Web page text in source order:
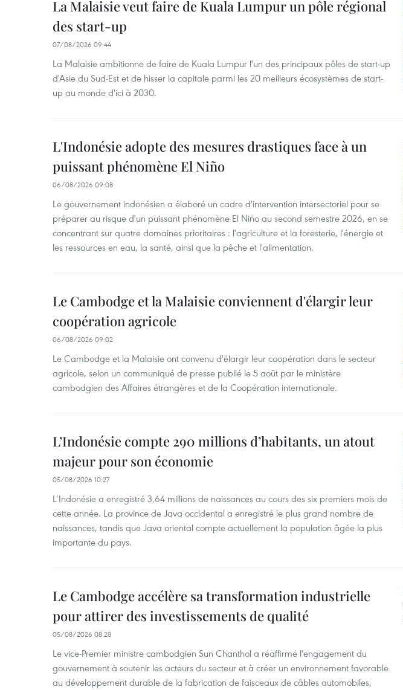
La Malaisie veut faire de Kuala Lumpur un pôle régional
des start-up
07/08/2026 09:44
La Malaisie ambitionne de faire de Kuala Lumpur l'un des principaux pôles de start-up
d'Asie du Sud-Est et de hisser la capitale parmi les 20 meilleurs écosystèmes de start-
up au monde d'ici à 2030.
L'Indonésie adopte des mesures drastiques face à un
puissant phénomène El Niño
06/08/2026 09:08
Le gouvernement indonésien a élaboré un cadre d'intervention intersectoriel pour se
préparer au risque d'un puissant phénomène El Niño au second semestre 2026, en se
concentrant sur quatre domaines prioritaires : l'agriculture et la foresterie, l'énergie et
les ressources en eau, la santé, ainsi que la pêche et l'alimentation.
Le Cambodge et la Malaisie conviennent d'élargir leur
coopération agricole
06/08/2026 09:02
Le Cambodge et la Malaisie ont convenu d'élargir leur coopération dans le secteur
agricole, selon un communiqué de presse publié le 5 août par le ministère
cambodgien des Affaires étrangères et de la Coopération internationale.
L’Indonésie compte 290 millions d’habitants, un atout
majeur pour son économie
05/08/2026 10:27
L’Indonésie a enregistré 3,64 millions de naissances au cours des six premiers mois de
cette année. La province de Java occidental a enregistré le plus grand nombre de
naissances, tandis que Java oriental compte actuellement la population âgée la plus
importante du pays.
Le Cambodge accélère sa transformation industrielle
pour attirer des investissements de qualité
05/08/2026 08:28
Le vice-Premier ministre cambodgien Sun Chanthol a réaffirmé l'engagement du
gouvernement à soutenir les acteurs du secteur et à créer un environnement favorable
au développement durable de la fabrication de faisceaux de câbles automobiles,